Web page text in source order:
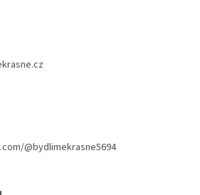
p
ý
@bydlimekrasne5694